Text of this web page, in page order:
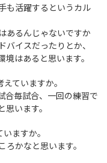
も活躍するというカル
あるんじゃないですか
イスだったりとか、
はあると思います。
ていますか。
合毎試合、一回の練習で
います。
ますか。
かなと思います。